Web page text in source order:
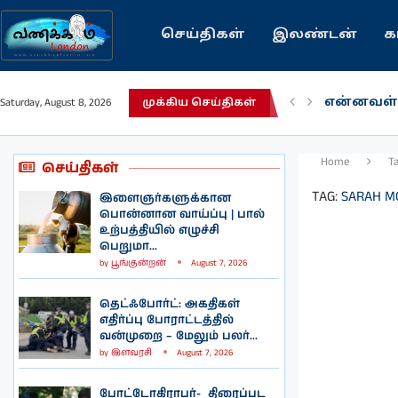
செய்திகள் இலண்டன்
Saturday, August 8, 2026 முக்கிய செய்திகள்
என்னவள்!
செய்திகள்
இளைஞர்களுக்கான
பொன்னான வாய்ப்பு | பால்
உற்பத்தியில் எழுச்சி
பெறுமா...
by பூங்குன்றன் August 7, 2026
தெட்ஃபோர்ட்: அகதிகள்
எதிர்ப்பு போராட்டத்தில்
வன்முறை – மேலும் பலர்...
by இளவரசி August 7, 2026
போட்டோகிராபர்- ‌ திரைப்பட
Home
TAG:SARAH